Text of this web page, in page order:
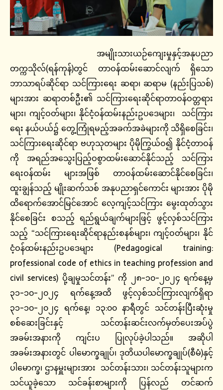
အမျိုးသားယဉ်ကျေးမှုနှင့်အနုပညာ
တက္ကသိုလ်(ရန်ကုန်)တွင် တာဝန်ထမ်းဆောင်လျက် ရှိသော
ဘာသာရပ်ဆိုင်ရာ သင်ကြားရေး ဆရာ၊ ဆရာမ (နည်းပြသစ်)
များအား ဆရာတစ်ဦး၏ သင်ကြားရေးဆိုင်ရာတာဝန်ဝတ္တရား
များ၊ ကျင့်ဝတ်များ၊ နိုင်ငံ့ဝန်ထမ်းနည်းဥပဒေများ၊ သင်ကြား
ရေး နယ်ပယ်၌ တွေ့ကြုံရမည့်အခက်အခဲများကို သိရှိစေခြင်း၊
သင်ကြားရေးဆိုင်ရာ ဗဟုသုတများ ပိုမိုကြွယ်ဝ၍ နိုင်ငံ့တာဝန်
ကို အရည်အသွေးပြည့်ဝစွာထမ်းဆောင်နိုင်သည့် သင်ကြား
ရေးဝန်ထမ်း များအဖြစ် တာဝန်ထမ်းဆောင်နိုင်စေခြင်း၊
ထူးချွန်သည့် မျိုးဆက်သစ် အနုပညာရှင်ကောင်း များအား ပိုမို
ထိရောက်အောင်မြင်အောင် လေ့ကျင့်သင်ကြား မွေးထုတ်သွား
နိုင်စေခြင်း စသည့် ရည်ရွယ်ချက်များဖြင့် ဖွင့်လှစ်သင်ကြား
သည့် “သင်ကြားရေးဆိုင်ရာနည်းစနစ်များ၊ ကျင့်ဝတ်များ၊ နိုင်
ငံ့ဝန်ထမ်းနည်းဥပဒေများ (Pedagogical training:
professional code of ethics in teaching profession and
civil services) ပို့ချမှုသင်တန်း” ကို ၂၈-၁၀-၂၀၂၄ ရက်နေ့မှ
၃၁-၁၀-၂၀၂၄ ရက်နေ့အထိ ဖွင့်လှစ်သင်ကြားလျက်ရှိရာ
၃၁-၁၀-၂၀၂၄ ရက်နေ့၊ ၁၃:၀၀ နာရီတွင် သင်တန်းပြီးဆုံးမှု
စစ်ဆေးခြင်းနှင့် သင်တန်းဆင်းလက်မှတ်ပေးအပ်ပွဲ
အခမ်းအနားကို ကျင်းပ ပြုလုပ်ခဲ့ပါသည်။ အဆိုပါ
အခမ်းအနားတွင် ပါမောက္ခချုပ်၊ ဒုတိယပါမောက္ခချုပ်(စီမံ)နှင့်
ပါမောက္ခ၊ ဌာနမှူးများအား သင်တန်းသား၊ သင်တန်းသူများက
သင်ယူခဲ့သော သင်ခန်းစာများကို ပြန်လည် တင်ဆက်